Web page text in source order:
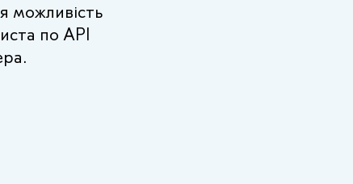
можливість
по API